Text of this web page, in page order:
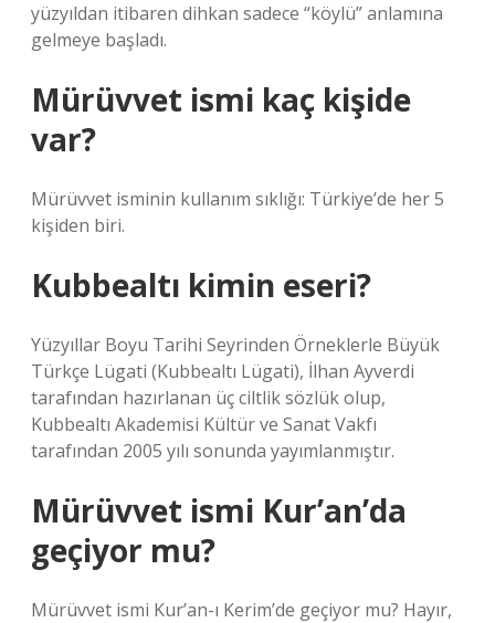
yüzyıldan itibaren dihkan sadece “köylü” anlamına
gelmeye başladı.
Mürüvvet ismi kaç kişide
var?
Mürüvvet isminin kullanım sıklığı: Türkiye’de her 5
kişiden biri.
Kubbealtı kimin eseri?
Yüzyıllar Boyu Tarihi Seyrinden Örneklerle Büyük
Türkçe Lügati (Kubbealtı Lügati), İlhan Ayverdi
tarafından hazırlanan üç ciltlik sözlük olup,
Kubbealtı Akademisi Kültür ve Sanat Vakfı
tarafından 2005 yılı sonunda yayımlanmıştır.
Mürüvvet ismi Kur’an’da
geçiyor mu?
Mürüvvet ismi Kur’an-ı Kerim’de geçiyor mu? Hayır,